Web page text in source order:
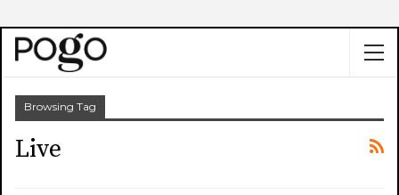
Browsing Tag
Live